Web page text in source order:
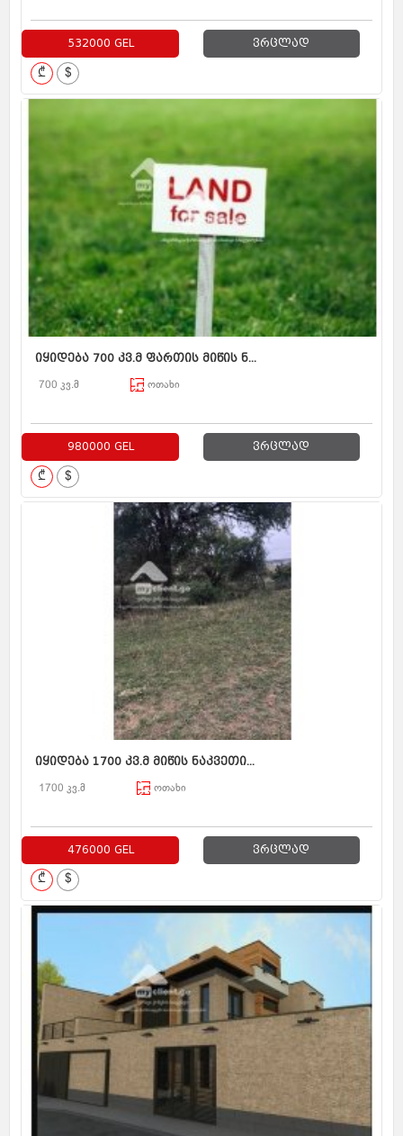
532000 GEL ვრცლად
₾ $
იყიდება 700 კვ.მ ფართის მიწის ნ...
700 კვ.მ ოთახი
980000 GEL ვრცლად
₾ $
იყიდება 1700 კვ.მ მიწის ნაკვეთი...
1700 კვ.მ ოთახი
476000 GEL ვრცლად
₾ $